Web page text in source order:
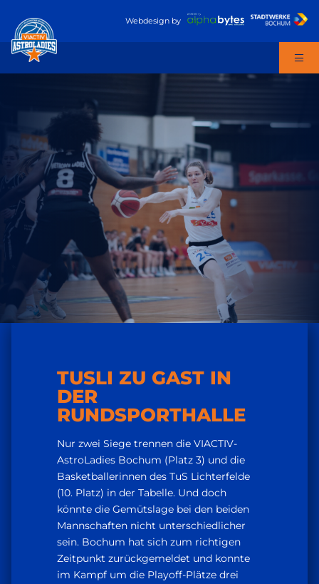
Webdesign by
TUSLI ZU GAST IN
DER
RUNDSPORTHALLE
Nur zwei Siege trennen die VIACTIV-
AstroLadies Bochum (Platz 3) und die
Basketballerinnen des TuS Lichterfelde
(10. Platz) in der Tabelle. Und doch
könnte die Gemütslage bei den beiden
Mannschaften nicht unterschiedlicher
sein. Bochum hat sich zum richtigen
Zeitpunkt zurückgemeldet und konnte
im Kampf um die Playoff-Plätze drei